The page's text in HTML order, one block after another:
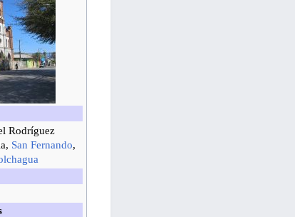
Rodríguez
San Fernando,